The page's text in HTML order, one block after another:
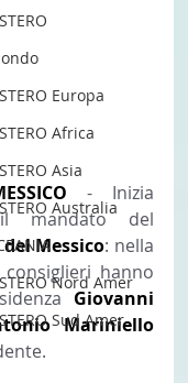
Europa
Africa
Asia
Australia
Nord Amer
Sud Amer
- Inizia
mandato del
Messico: nella
hanno
Giovanni